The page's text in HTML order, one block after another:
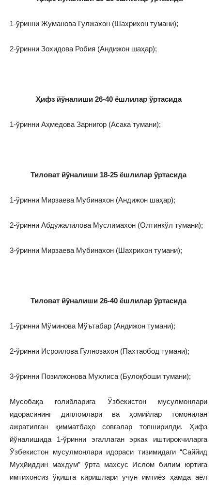
1-ўринни Жуманова Гулжахон (Шахрихон тумани);
2-ўринни Зохидова Робия (Андижон шаҳар);
Ҳифз йўналиши 26-40 ёшлилар ўртасида
1-ўринни Аҳмедова Зарнигор (Асака тумани);
Тиловат йўналиши 18-25 ёшлилар ўртасида
1-ўринни Мирзаева Мубинахон (Андижон шаҳар);
2-ўринни Абдужалилова Муслимахон (Олтинкўл тумани);
3-ўринни Мирзаева Мубинахон (Шахрихон тумани);
Тиловат йўналиши 26-40 ёшлилар ўртасида
1-ўринни Мўминова Мўътабар (Андижон тумани);
2-ўринни Исроилова Гулнозахон (Пахтаобод тумани);
3-ўринни Позилжонова Мухлиса (Булоқбоши тумани);
Мусобақа ғолибларига Ўзбекистон мусулмонлари
идорасининг дипломлари ва ҳомийлар томонилан
ажратилган қимматбаҳо совғалар топширилди. Ҳифз
йўналишида 1-ўринни эгаллаган эркак иштирокчиларга
Ўзбекистон мусулмонлари идораси тизимидаги “Саййид
Муҳйиддин махдум” ўрта махсус Ислом билим юртига
имтихонсиз ўқишга киришлари учун имтиёз ҳамда аёл